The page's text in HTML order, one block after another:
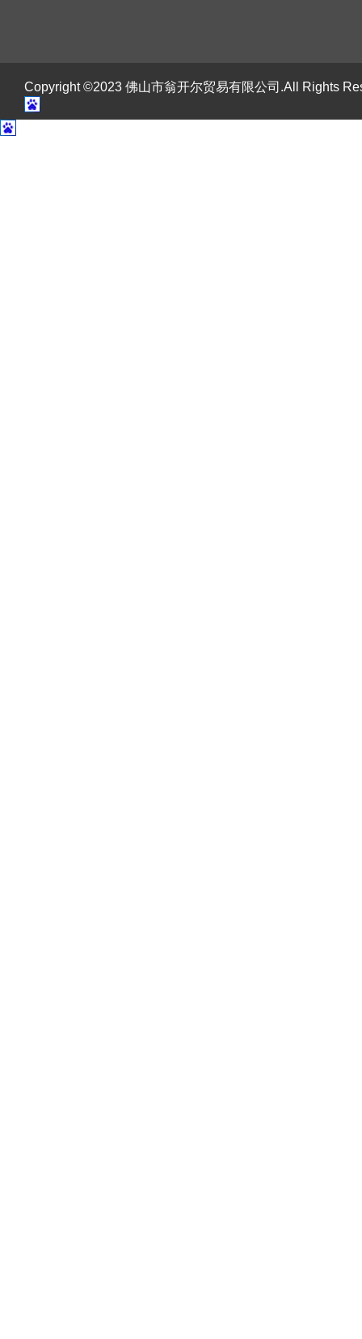
Copyright ©2023 佛山市翁开尔贸易有限公司.All Rights